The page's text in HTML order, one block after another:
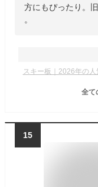
方にもぴったり。
。
スキー板｜2026年の
全て
15